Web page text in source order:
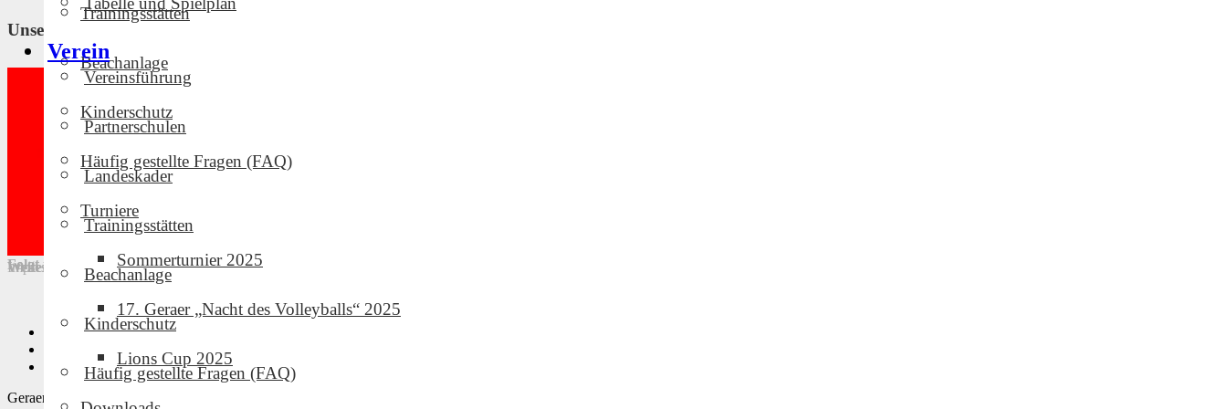
Trainingsstätten
Beachanlage
Kinderschutz
Häufig gestellte Fragen (FAQ)
Turniere
Sommerturnier 2025
17. Geraer „Nacht des Volleyballs“ 2025
Lions Cup 2025
Verein
Vereinsführung
Partnerschulen
Landeskader
Trainingsstätten
Beachanlage
Kinderschutz
Häufig gestellte Fragen (FAQ)
Unsere Partner und Sponsoren
Folgt uns in den sozialen Medien!
Weitere Links
Impressum ·Downloads·Intern·Datenschutz
Privatsphäre-Einstellungen ändern
Historie der Privatsphäre-Einstellungen
Einwilligungen widerrufen
Geraer Volleyballclub · Design by Mike Tischmacher und Norman Hüttner · © 2022